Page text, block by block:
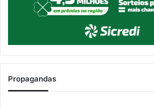
Propagandas